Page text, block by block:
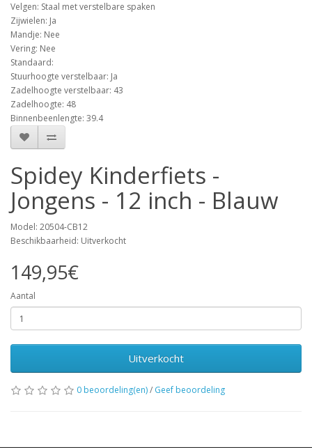
Velgen: Staal met verstelbare spaken
Zijwielen: Ja
Mandje: Nee
Vering: Nee
Standaard:
Stuurhoogte verstelbaar: Ja
Zadelhoogte verstelbaar: 43
Zadelhoogte: 48
Binnenbeenlengte: 39.4
Spidey Kinderfiets -
Jongens - 12 inch - Blauw
Model: 20504-CB12
Beschikbaarheid: Uitverkocht
149,95€
Aantal
Uitverkocht
0 beoordeling(en)/ Geef beoordeling